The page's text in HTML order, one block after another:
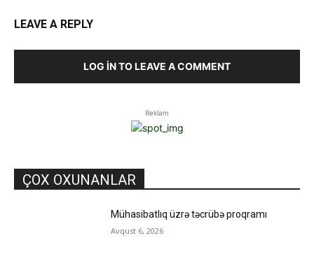
LEAVE A REPLY
LOG IN TO LEAVE A COMMENT
Reklam
ÇOX OXUNANLAR
Mühasibatlıq üzrə təcrübə proqramı
Avqust 6, 2026